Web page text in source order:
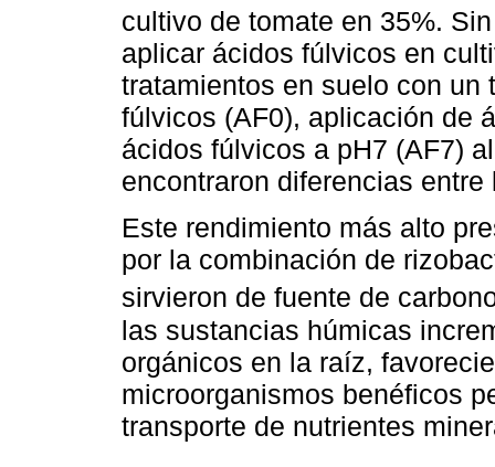
cultivo de tomate en 35%.
aplicar ácidos fúlvicos en
tratamientos en suelo con
fúlvicos (AF0), aplicación de
ácidos fúlvicos a pH7 (AF7)
encontraron diferencias
Este rendimiento más alto
por la combinación de
sirvieron de fuente de
las sustancias húmicas
orgánicos en la raíz,
microorganismos benéficos
transporte de nutrientes